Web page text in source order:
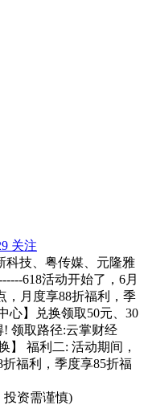
关注
科技、粤传媒、元隆雅
618活动开始了，6月
，月度享88折福利，季
心】兑换领取50元、30
领取路径:云掌财经
】 福利二: 活动期间，
福利，季度享85折福
投资需谨慎)